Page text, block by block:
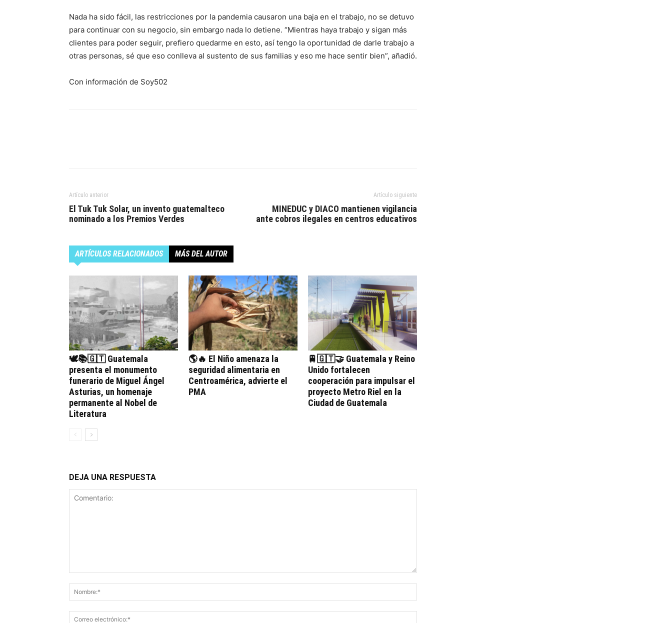
Nada ha sido fácil, las restricciones por la pandemia causaron una baja en el trabajo, no se detuvo
para continuar con su negocio, sin embargo nada lo detiene. “Mientras haya trabajo y sigan más
clientes para poder seguir, prefiero quedarme en esto, así tengo la oportunidad de darle trabajo a
otras personas, sé que eso conlleva al sustento de sus familias y eso me hace sentir bien”, añadió.
Con información de Soy502
Artículo anterior
El Tuk Tuk Solar, un invento guatemalteco
nominado a los Premios Verdes
Artículo siguiente
MINEDUC y DIACO mantienen vigilancia
ante cobros ilegales en centros educativos
ARTÍCULOS RELACIONADOS MÁS DEL AUTOR
🕊️📚🇬🇹 Guatemala
presenta el monumento
funerario de Miguel Ángel
Asturias, un homenaje
permanente al Nobel de
Literatura
🌎🔥 El Niño amenaza la
seguridad alimentaria en
Centroamérica, advierte el
PMA
🚆🇬🇹🤝 Guatemala y Reino
Unido fortalecen
cooperación para impulsar el
proyecto Metro Riel en la
Ciudad de Guatemala
DEJA UNA RESPUESTA